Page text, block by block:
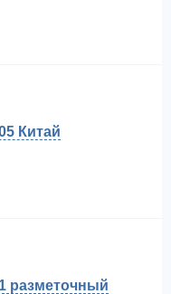
Китай
разметочный